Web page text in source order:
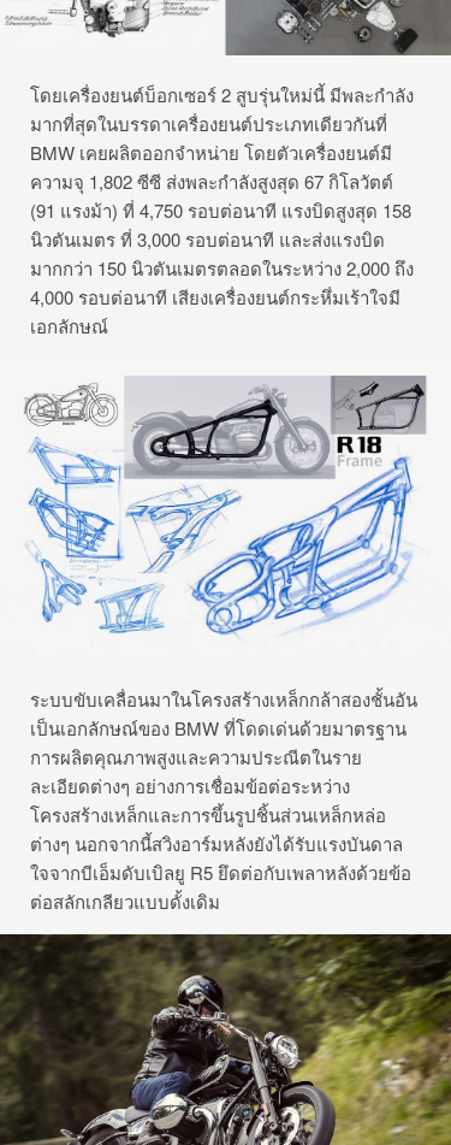
โดยเครื่องยนต์บ็อกเซอร์ 2 สูบรุ่นใหม่นี้ มีพละกำลัง
มากที่สุดในบรรดาเครื่องยนต์ประเภทเดียวกันที่
BMW เคยผลิตออกจำหน่าย โดยตัวเครื่องยนต์มี
ความจุ 1,802 ซีซี ส่งพละกำลังสูงสุด 67 กิโลวัตต์
(91 แรงม้า) ที่ 4,750 รอบต่อนาที แรงบิดสูงสุด 158
นิวตันเมตร ที่ 3,000 รอบต่อนาที และส่งแรงบิด
มากกว่า 150 นิวตันเมตรตลอดในระหว่าง 2,000 ถึง
4,000 รอบต่อนาที เสียงเครื่องยนต์กระหึ่มเร้าใจมี
เอกลักษณ์
ระบบขับเคลื่อนมาในโครงสร้างเหล็กกล้าสองชั้นอัน
เป็นเอกลักษณ์ของ BMW ที่โดดเด่นด้วยมาตรฐาน
การผลิตคุณภาพสูงและความประณีตในราย
ละเอียดต่างๆ อย่างการเชื่อมข้อต่อระหว่าง
โครงสร้างเหล็กและการขึ้นรูปชิ้นส่วนเหล็กหล่อ
ต่างๆ นอกจากนี้สวิงอาร์มหลังยังได้รับแรงบันดาล
ใจจากบีเอ็มดับเบิลยู R5 ยึดต่อกับเพลาหลังด้วยข้อ
ต่อสลักเกลียวแบบดั้งเดิม